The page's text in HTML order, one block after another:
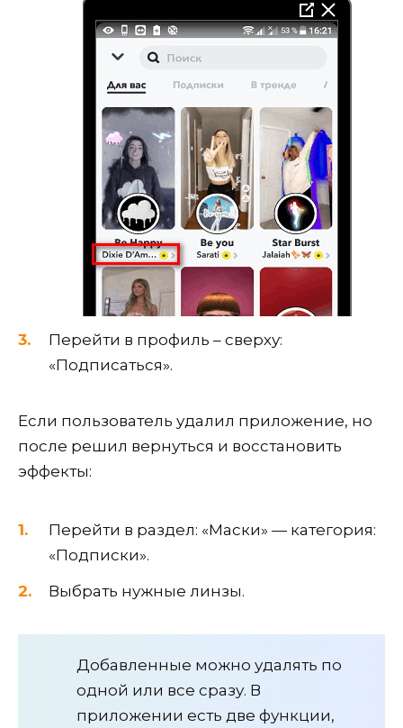
Перейти в профиль – сверху:
«Подписаться».
Если пользователь удалил приложение, но
после решил вернуться и восстановить
эффекты:
Перейти в раздел: «Маски» — категория:
«Подписки».
Выбрать нужные линзы.
Добавленные можно удалять по
одной или все сразу. В
приложении есть две функции,